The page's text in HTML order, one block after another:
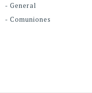
- General
- Comuniones